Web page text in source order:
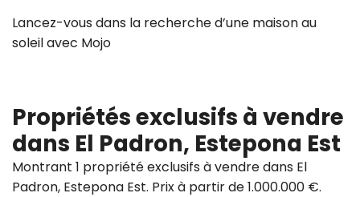
Lancez-vous dans la recherche d’une maison au
soleil avec Mojo
Propriétés exclusifs à vendre
dans El Padron, Estepona Est
Montrant 1 propriété exclusifs à vendre dans El
Padron, Estepona Est. Prix à partir de 1.000.000 €.